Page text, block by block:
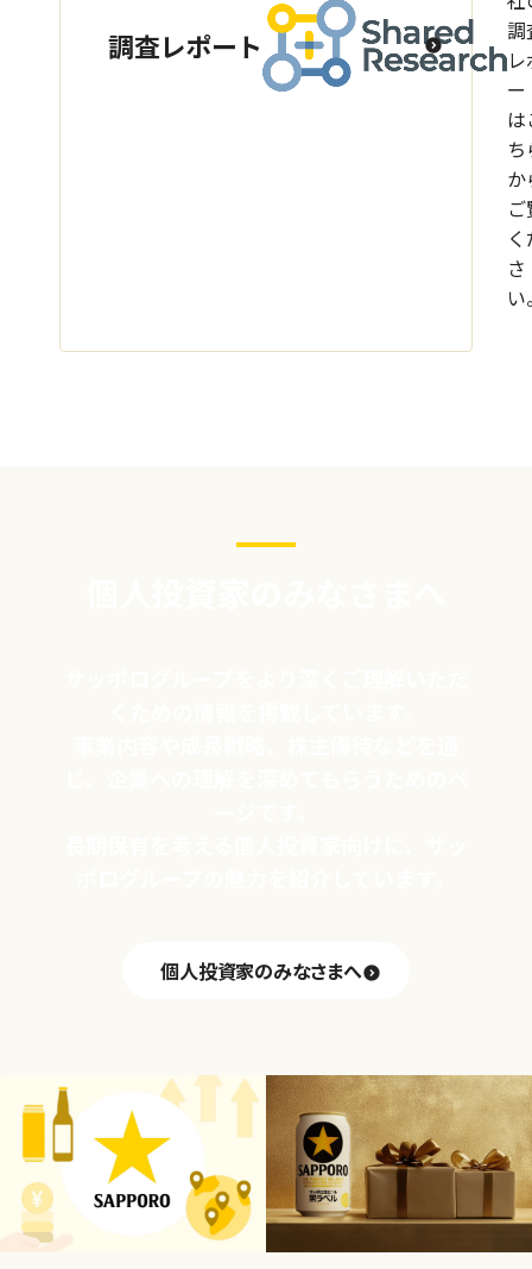
調査レポート
調
ー
は
か
さ
個人投資家のみなさまへ